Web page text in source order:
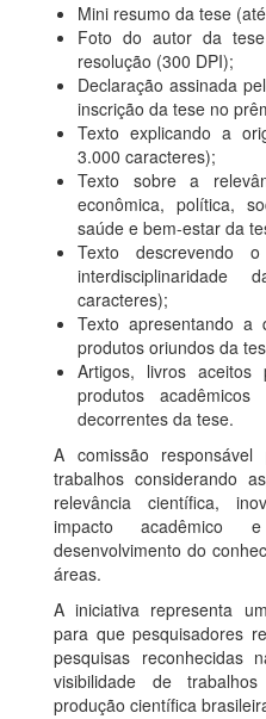
Mini resumo da tese
Foto do autor da
resolução (300 DPI);
Declaração assinada
inscrição da tese no
Texto explicando a
3.000 caracteres);
Texto sobre a
econômica, política,
saúde e bem-estar da
Texto descrevendo
caracteres);
Texto apresentando
produtos oriundos da
Artigos, livros aceitos
produtos
decorrentes da tese.
A comissão
trabalhos considerando
relevância científica,
impacto acadêmico
desenvolvimento do
áreas.
A iniciativa representa
para que pesquisadores
pesquisas reconhecidas
visibilidade de
produção científica